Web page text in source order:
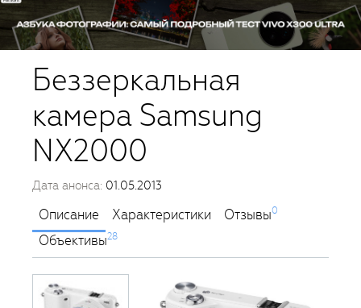
Беззеркальная
камера Samsung
NX2000
Дата анонса: 01.05.2013
Описание Характеристики Отзывы0
Объективы28